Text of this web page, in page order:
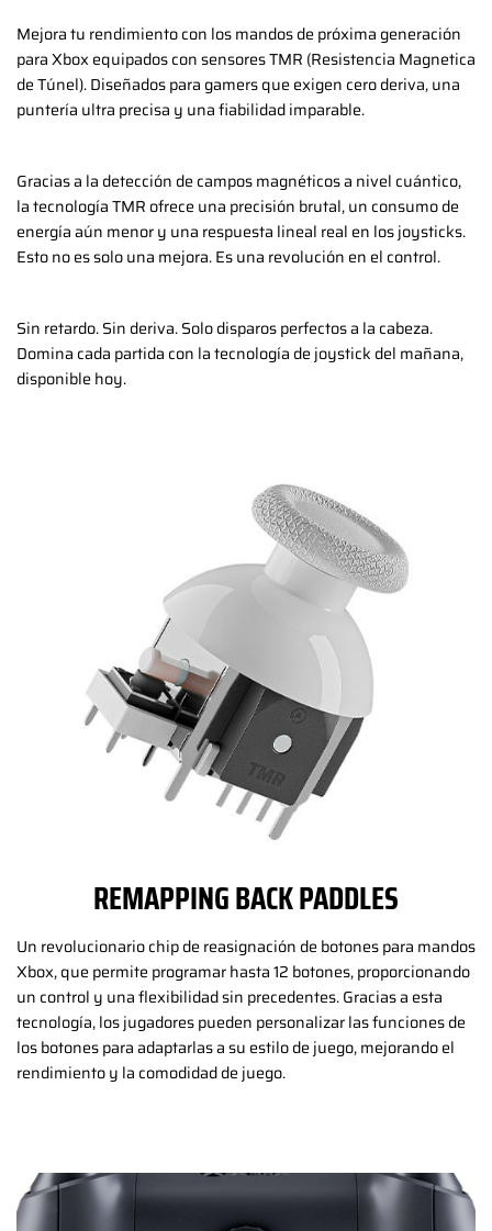
Mejora tu rendimiento con los mandos de próxima generación
para Xbox equipados con sensores TMR (Resistencia Magnetica
de Túnel). Diseñados para gamers que exigen cero deriva, una
puntería ultra precisa y una fiabilidad imparable.
Gracias a la detección de campos magnéticos a nivel cuántico,
la tecnología TMR ofrece una precisión brutal, un consumo de
energía aún menor y una respuesta lineal real en los joysticks.
Esto no es solo una mejora. Es una revolución en el control.
Sin retardo. Sin deriva. Solo disparos perfectos a la cabeza.
Domina cada partida con la tecnología de joystick del mañana,
disponible hoy.
REMAPPING BACK PADDLES
Un revolucionario chip de reasignación de botones para mandos
Xbox, que permite programar hasta 12 botones, proporcionando
un control y una flexibilidad sin precedentes. Gracias a esta
tecnología, los jugadores pueden personalizar las funciones de
los botones para adaptarlas a su estilo de juego, mejorando el
rendimiento y la comodidad de juego.